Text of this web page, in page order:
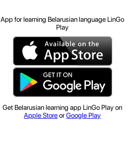
App for learning Belarusian language LinGo
Play
Get Belarusian learning app LinGo Play on
Apple StoreorGoogle Play